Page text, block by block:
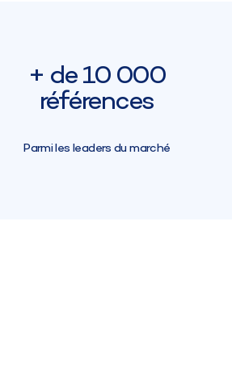
+ de 10 000
références
Parmi les leaders du marché